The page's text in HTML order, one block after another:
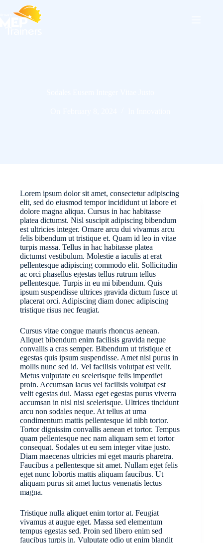
Lorem ipsum dolor sit amet, consectetur adipiscing
elit, sed do eiusmod tempor incididunt ut labore et
dolore magna aliqua. Cursus in hac habitasse
platea dictumst. Nisl suscipit adipiscing bibendum
est ultricies integer. Ornare arcu dui vivamus arcu
felis bibendum ut tristique et. Quam id leo in vitae
turpis massa. Tellus in hac habitasse platea
dictumst vestibulum. Molestie a iaculis at erat
pellentesque adipiscing commodo elit. Sollicitudin
ac orci phasellus egestas tellus rutrum tellus
pellentesque. Turpis in eu mi bibendum. Quis
ipsum suspendisse ultrices gravida dictum fusce ut
placerat orci. Adipiscing diam donec adipiscing
tristique risus nec feugiat.
Cursus vitae congue mauris rhoncus aenean.
Aliquet bibendum enim facilisis gravida neque
convallis a cras semper. Bibendum ut tristique et
egestas quis ipsum suspendisse. Amet nisl purus in
mollis nunc sed id. Vel facilisis volutpat est velit.
Metus vulputate eu scelerisque felis imperdiet
proin. Accumsan lacus vel facilisis volutpat est
velit egestas dui. Massa eget egestas purus viverra
accumsan in nisl nisi scelerisque. Ultrices tincidunt
arcu non sodales neque. At tellus at urna
condimentum mattis pellentesque id nibh tortor.
Tortor dignissim convallis aenean et tortor. Tempus
quam pellentesque nec nam aliquam sem et tortor
consequat. Sodales ut eu sem integer vitae justo.
Diam maecenas ultricies mi eget mauris pharetra.
Faucibus a pellentesque sit amet. Nullam eget felis
eget nunc lobortis mattis aliquam faucibus. Ut
aliquam purus sit amet luctus venenatis lectus
magna.
Tristique nulla aliquet enim tortor at. Feugiat
vivamus at augue eget. Massa sed elementum
tempus egestas sed. Proin sed libero enim sed
faucibus turpis in. Vulputate odio ut enim blandit